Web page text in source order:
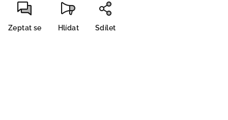
Zeptat se Hlídat Sdílet